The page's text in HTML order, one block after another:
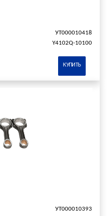
УТ000010418
Y4102Q-10100
КУПИТЬ
УТ000010393